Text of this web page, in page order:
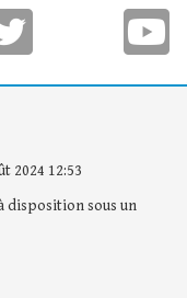
2024 12:53
disposition sous un